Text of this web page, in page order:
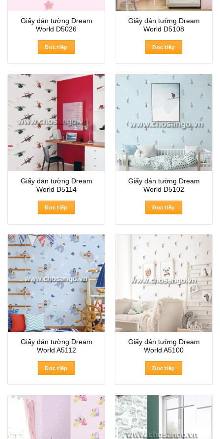
Giấy dán tường Dream
World D5026
Đọc tiếp
Giấy dán tường Dream
World D5108
Đọc tiếp
Giấy dán tường Dream
World D5114
Đọc tiếp
Giấy dán tường Dream
World D5102
Đọc tiếp
Giấy dán tường Dream
World A5112
Đọc tiếp
Giấy dán tường Dream
World A5100
Đọc tiếp